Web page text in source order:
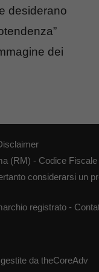
desiderano
dei
(RM) - Codice
considerarsi un
registrato -
da theCoreAdv